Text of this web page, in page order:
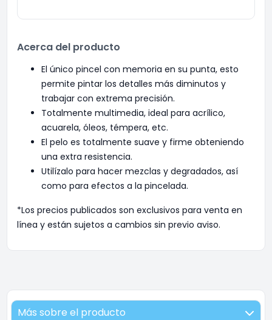
Acerca del producto
El único pincel con memoria en su punta, esto
permite pintar los detalles más diminutos y
trabajar con extrema precisión.
Totalmente multimedia, ideal para acrílico,
acuarela, óleos, témpera, etc.
El pelo es totalmente suave y firme obteniendo
una extra resistencia.
Utilízalo para hacer mezclas y degradados, así
como para efectos a la pincelada.
*Los precios publicados son exclusivos para venta en
línea y están sujetos a cambios sin previo aviso.
Más sobre el producto